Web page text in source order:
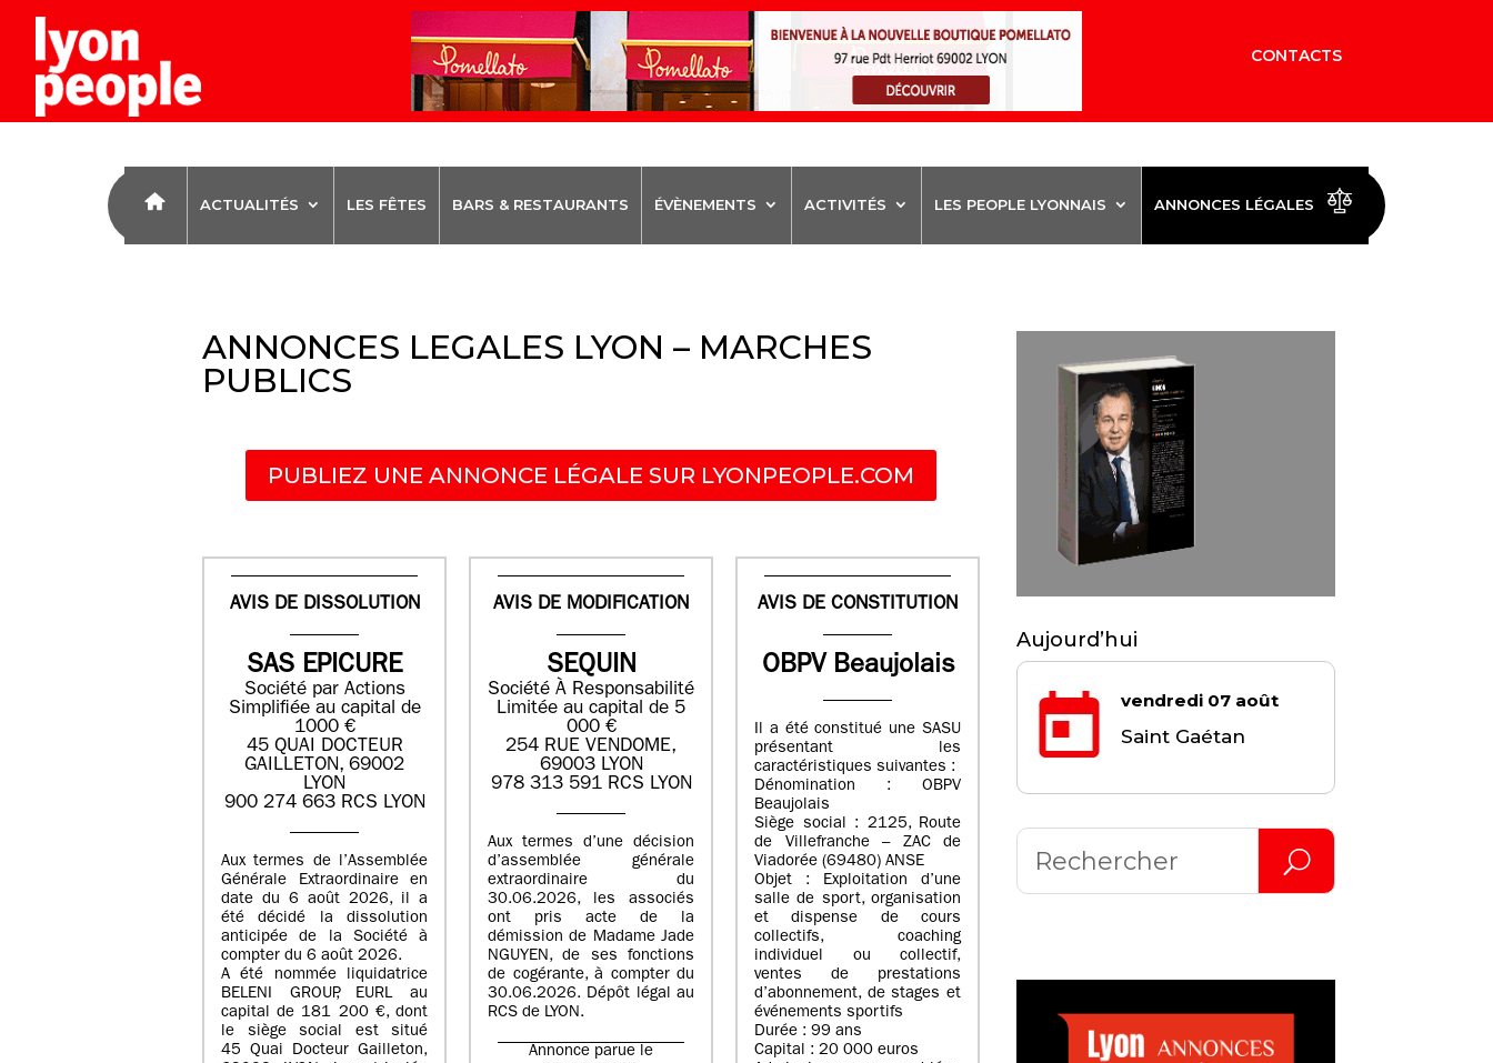
CONTACTS
ACTUALITÉS LES FÊTES BARS & RESTAURANTS ÉVÈNEMENTS ACTIVITÉS LES PEOPLE LYONNAIS ANNONCES LÉGALES
ANNONCES LEGALES LYON – MARCHES
PUBLICS
PUBLIEZ UNE ANNONCE LÉGALE SUR LYONPEOPLE.COM
AVIS DE DISSOLUTION
SAS EPICURE
Société par Actions
Simplifiée au capital de
1000 €
45 QUAI DOCTEUR
GAILLETON, 69002
LYON
900 274 663 RCS LYON
Aux termes de l’Assemblée
Générale Extraordinaire en
date du 6 août 2026, il a
été décidé la dissolution
anticipée de la Société à
compter du 6 août 2026.
A été nommée liquidatrice
BELENI GROUP, EURL au
capital de 181 200 €, dont
le siège social est situé
45 Quai Docteur Gailleton,
AVIS DE MODIFICATION
SEQUIN
Société À Responsabilité
Limitée au capital de 5
000 €
254 RUE VENDOME,
69003 LYON
978 313 591 RCS LYON
Aux termes d’une décision
d’assemblée générale
extraordinaire du
30.06.2026, les associés
ont pris acte de la
démission de Madame Jade
NGUYEN, de ses fonctions
de cogérante, à compter du
30.06.2026. Dépôt légal au
RCS de LYON.
Annonce parue le
AVIS DE CONSTITUTION
OBPV Beaujolais
Il a été constitué une SASU
présentant les
caractéristiques suivantes :
Dénomination : OBPV
Beaujolais
Siège social : 2125, Route
de Villefranche – ZAC de
Viadorée (69480) ANSE
Objet : Exploitation d’une
salle de sport, organisation
et dispense de cours
collectifs, coaching
individuel ou collectif,
ventes de prestations
d’abonnement, de stages et
événements sportifs
Durée : 99 ans
Capital : 20 000 euros
Aujourd’hui
vendredi 07 août
Saint Gaétan